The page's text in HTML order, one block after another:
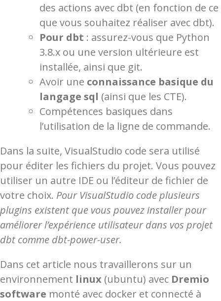
des actions avec dbt (en fonction de ce
que vous souhaitez réaliser avec dbt).
Pour dbt : assurez-vous que Python
3.8.x ou une version ultérieure est
installée, ainsi que git.
Avoir une connaissance basique du
langage sql (ainsi que les CTE).
Compétences basiques dans
l’utilisation de la ligne de commande.
Dans la suite, VisualStudio code sera utilisé
pour éditer les fichiers du projet. Vous pouvez
utiliser un autre IDE ou l’éditeur de fichier de
votre choix. Pour VisualStudio code plusieurs
plugins existent que vous pouvez installer pour
améliorer l’expérience utilisateur dans vos projet
dbt comme dbt-power-user.
Dans cet article nous travaillerons sur un
environnement linux (ubuntu) avec Dremio
software monté avec docker et connecté à